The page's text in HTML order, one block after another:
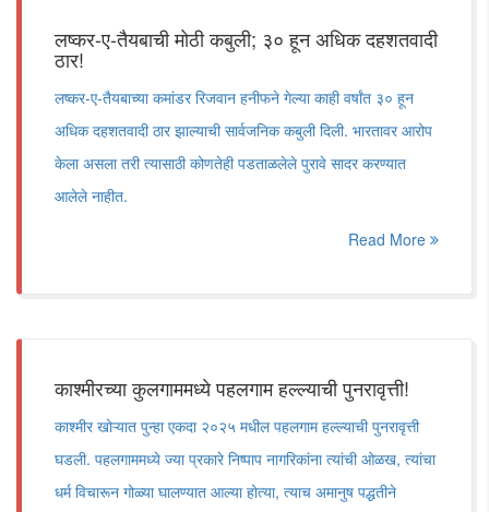
लष्कर-ए-तैयबाची मोठी कबुली; ३० हून अधिक दहशतवादी
ठार!
लष्कर-ए-तैयबाच्या कमांडर रिजवान हनीफने गेल्या काही वर्षांत ३० हून
अधिक दहशतवादी ठार झाल्याची सार्वजनिक कबुली दिली. भारतावर आरोप
केला असला तरी त्यासाठी कोणतेही पडताळलेले पुरावे सादर करण्यात
आलेले नाहीत.
Read More
काश्मीरच्या कुलगाममध्ये पहलगाम हल्ल्याची पुनरावृत्ती!
काश्मीर खोऱ्यात पुन्हा एकदा २०२५ मधील पहलगाम हल्ल्याची पुनरावृत्ती
घडली. पहलगाममध्ये ज्या प्रकारे निष्पाप नागरिकांना त्यांची ओळख, त्यांचा
धर्म विचारून गोळ्या घालण्यात आल्या होत्या, त्याच अमानुष पद्धतीने